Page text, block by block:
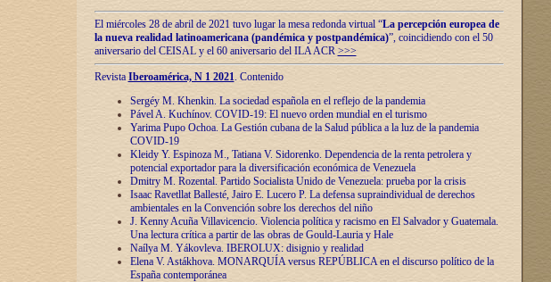
El miércoles 28 de abril de 2021 tuvo lugar la mesa redonda virtual “La percepción europea de
la nueva realidad latinoamericana (pandémica y postpandémica)”, coincidiendo con el 50
aniversario del CEISAL y el 60 aniversario del ILA ACR >>>
Revista Iberoamérica, N 1 2021. Contenido
Sergéy M. Khenkin. La sociedad española en el reflejo de la pandemia
Pável A. Kuchínov. COVID-19: El nuevo orden mundial en el turismo
Yarima Pupo Ochoa. La Gestión cubana de la Salud pública a la luz de la pandemia
COVID-19
Kleidy Y. Espinoza M., Tatiana V. Sidorenko. Dependencia de la renta petrolera y
potencial exportador para la diversificación económica de Venezuela
Dmitry M. Rozental. Partido Socialista Unido de Venezuela: prueba por la crisis
Isaac Ravetllat Ballesté, Jairo E. Lucero P. La defensa supraindividual de derechos
ambientales en la Convención sobre los derechos del niño
J. Kenny Acuña Villavicencio. Violencia política y racismo en El Salvador y Guatemala.
Una lectura crítica a partir de las obras de Gould-Lauria y Hale
Naílya M. Yákovleva. IBEROLUX: disignio y realidad
Elena V. Astákhova. MONARQUÍA versus REPÚBLICA en el discurso político de la
España contemporánea